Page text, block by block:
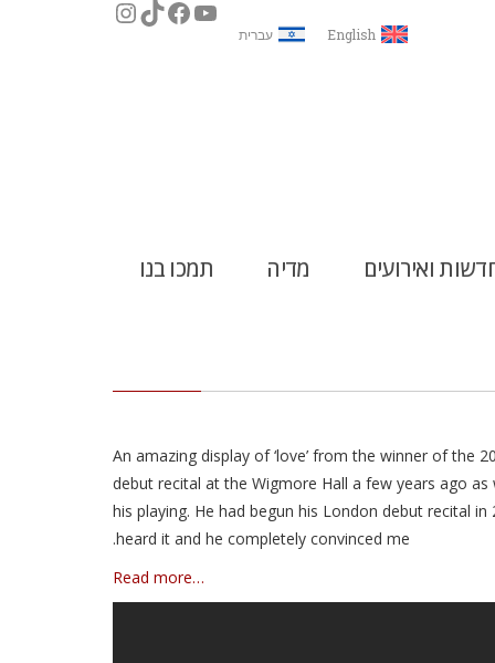
English עברית
ואירועים מדיה תמכו בנו
An amazing display of ‘love’ from the winner of the
debut recital at the Wigmore Hall a few years ago
his playing. He had begun his London debut recital
heard it and he completely convinced me.
…Read more